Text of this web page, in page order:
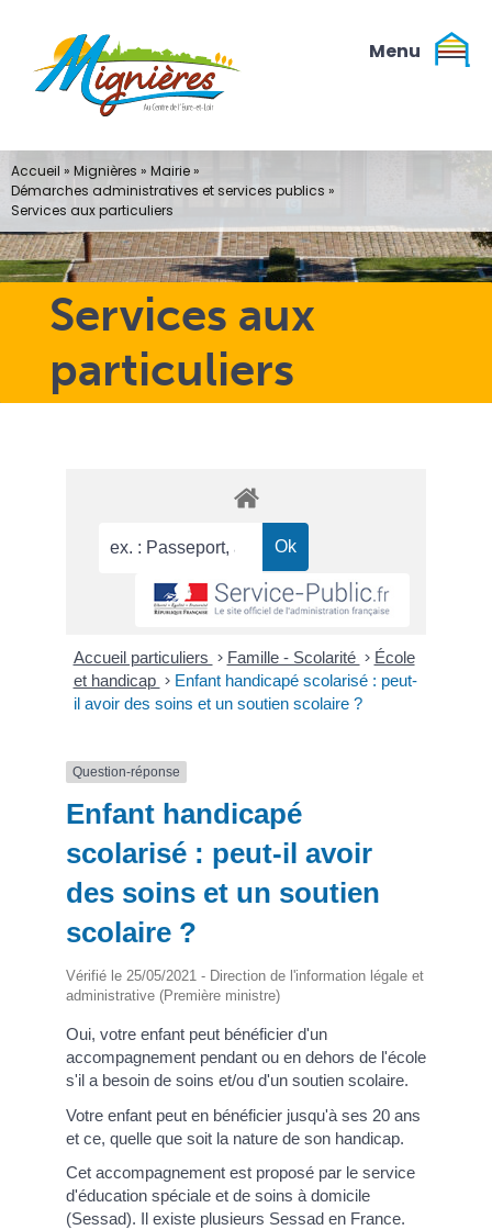
contenu
Services aux
particuliers
Accueil » Mignières » Mairie»
Démarches administratives et services publics »
Services aux particuliers
Accueil particuliers > Famille - Scolarité > École
et handicap > Enfant handicapé scolarisé : peut-
il avoir des soins et un soutien scolaire ?
Question-réponse
Enfant handicapé
scolarisé : peut-il avoir
des soins et un soutien
scolaire ?
Vérifié le 25/05/2021 - Direction de l'information légale et
administrative (Première ministre)
Oui, votre enfant peut bénéficier d'un
accompagnement pendant ou en dehors de l'école
s'il a besoin de soins et/ou d'un soutien scolaire.
Votre enfant peut en bénéficier jusqu'à ses 20 ans
et ce, quelle que soit la nature de son handicap.
Cet accompagnement est proposé par le service
d'éducation spéciale et de soins à domicile
(Sessad). Il existe plusieurs Sessad en France.